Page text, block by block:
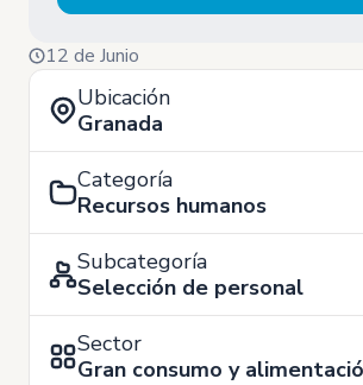
12 de Junio
Ubicación
Granada
Categoría
Recursos humanos
Subcategoría
Selección de personal
Sector
Gran consumo y